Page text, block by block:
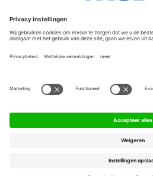
Service & Contact
Contact
FAQ
Werken bij ons
Algemene Voorwaarden